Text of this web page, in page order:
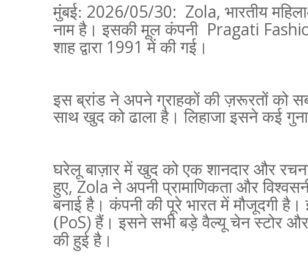
मुंबई: 2026/05/30: Zola, भारतीय
नाम है। इसकी मूल कंपनी Pragati
शाहद्वारा 1991में की गई।
इस ब्रांड ने अपने ग्राहकों की ज़रूरतों को
साथ खुद को ढाला है। लिहाजा इसने कई
घरेलू बाज़ार में खुद को एक शानदार और
हुए, Zolaने अपनी प्रामाणिकता और
बनाई है। कंपनी की पूरे भारत में मौजूदगी
(PoS)हैं। इसने सभी बड़े वैल्यू चेन स्टोर और
की हुई है।